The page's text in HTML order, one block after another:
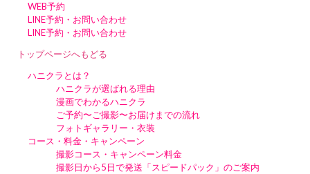
WEB予約
LINE予約・お問い合わせ
LINE予約・お問い合わせ
トップページへもどる
ハニクラとは？
ハニクラが選ばれる理由
漫画でわかるハニクラ
ご予約〜ご撮影〜お届けまでの流れ
フォトギャラリー・衣装
コース・料金・キャンペーン
撮影コース・キャンペーン料金
撮影日から5日で発送「スピードパック」のご案内